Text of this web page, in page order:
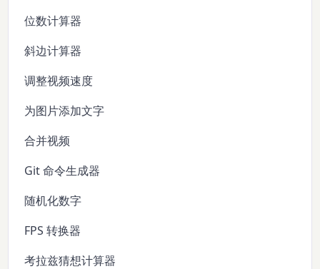
位数计算器
斜边计算器
调整视频速度
为图片添加文字
合并视频
Git 命令生成器
随机化数字
FPS 转换器
考拉兹猜想计算器